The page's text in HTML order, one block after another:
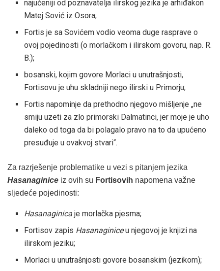
najučeniji od poznavatelja ilirskog jezika je arhiđakon
Matej Sović iz Osora;
Fortis je sa Sovićem vodio veoma duge rasprave o
ovoj pojedinosti (o morlačkom i ilirskom govoru, nap. R.
B.);
bosanski, kojim govore Morlaci u unutrašnjosti,
Fortisovu je uhu skladniji nego ilirski u Primorju;
Fortis napominje da prethodno njegovo mišljenje „ne
smiju uzeti za zlo primorski Dalmatinci, jer moje je uho
daleko od toga da bi polagalo pravo na to da upućeno
presuđuje u ovakvoj stvari“.
Za razrješenje problematike u vezi s pitanjem jezika
Hasanaginice iz ovih su Fortisovih napomena važne
sljedeće pojedinosti:
Hasanaginica je morlačka pjesma;
Fortisov zapis Hasanaginiceu njegovoj je knjizi na
ilirskom jeziku;
Morlaci u unutrašnjosti govore bosanskim (jezikom);